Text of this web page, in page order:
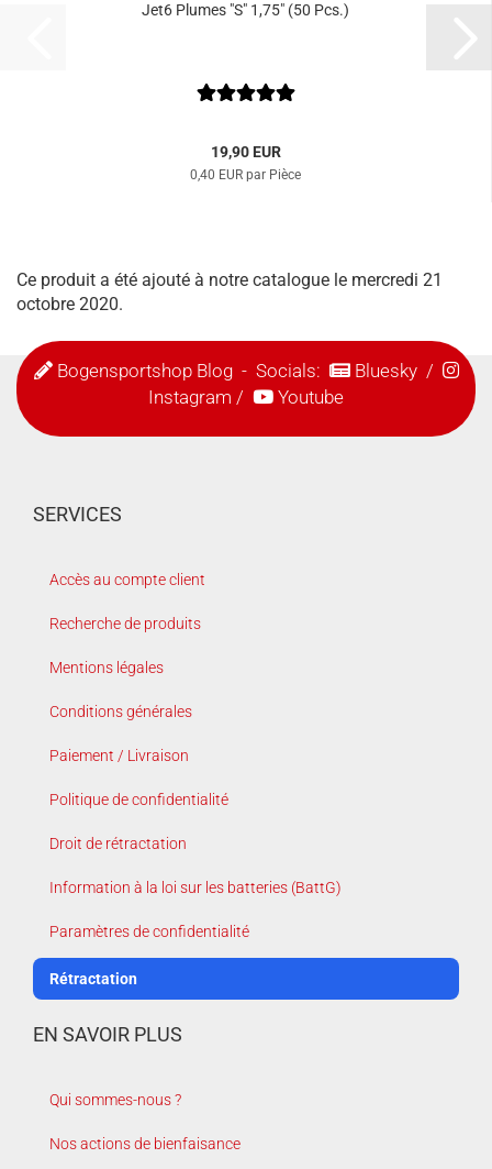
Jet6 Plumes "S" 1,75" (50 Pcs.)
19,90 EUR
0,40 EUR par Pièce
Ce produit a été ajouté à notre catalogue le mercredi 21
octobre 2020.
Bogensportshop Blog- Socials: Bluesky/
Instagram / Youtube
SERVICES
Accès au compte client
Recherche de produits
Mentions légales
Conditions générales
Paiement / Livraison
Politique de confidentialité
Droit de rétractation
Information à la loi sur les batteries (BattG)
Paramètres de confidentialité
Rétractation
EN SAVOIR PLUS
Qui sommes-nous ?
Nos actions de bienfaisance